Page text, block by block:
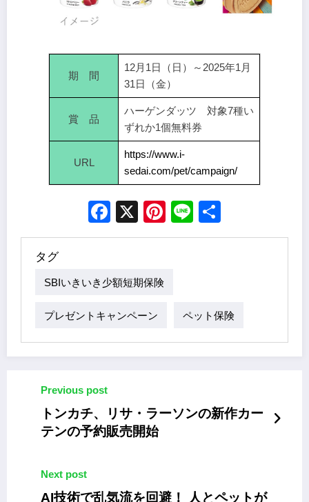
期 間
12月1日（日）～2025年1月
31日（金）
賞 品
ハーゲンダッツ 対象7種い
ずれか1個無料券
URL
https://www.i-
sedai.com/pet/campaign/
Facebook
X Pinterest
Line
タグ
SBIいきいき少額短期保険
プレゼントキャンペーン ペット保険
Previous post
トンカチ、リサ・ラーソンの新作カー
テンの予約販売開始
Next post
AI技術で乱気流を回避！ 人とペットが